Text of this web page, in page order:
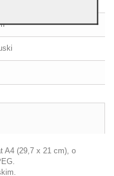
A4 (29,7 x 21 cm), o